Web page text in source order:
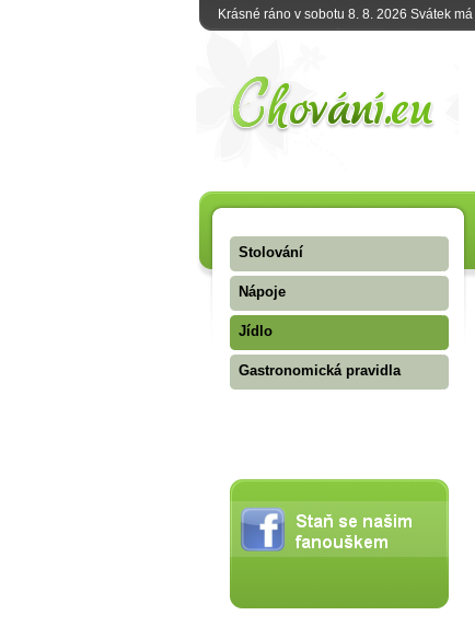
Krásné ráno v sobotu 8. 8. 2026 Svátek má
Stolování
Nápoje
Jídlo
Gastronomická pravidla